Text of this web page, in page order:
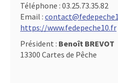
Téléphone : 03.25.73.35.82
Email :
https://www.fedepeche10.fr
Président : Benoît BREVOT
13300 Cartes de Pêche